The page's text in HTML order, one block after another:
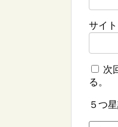
サイト
次
る。
５つ